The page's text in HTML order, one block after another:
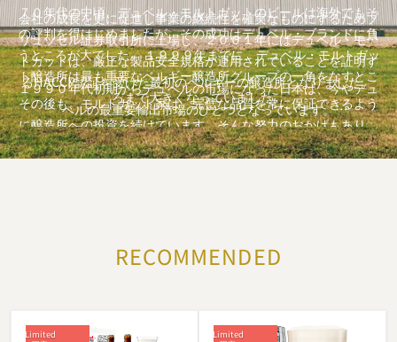
７０年代の中頃、デュベル・モルトガットのビールは海外でもそ
の評判を得はじめましたが、その成功はデュベル・ブランドに負
うところが大でした。 １９９９年までに、デュベル・モルトガッ
ト醸造所は最も重要なベルギー醸造所グループの一角をなすとこ
ろまで大きくなっていました。
会社の成長を更に促進し事業の継続性を確実なものにするためブ
リュッセル証券取引所に上場し、２００１年にはデュベル・モル
トガットは、厳正な製品安全規格が運用されていることを証明す
るHACCP認証を受けた最初のベルギーの醸造所となりました。
その後も、モルトガット家は、完璧な品質を常に保証できるよう
に醸造所への投資を続けています。そんな努力のおかげもあり、
デュベルは瓶内発酵させた“特別な”ビールの指標として世界で認
のさまざまな醸造所の50%以上の株式を取得し、ファミリー会社
１９９０年代初期からデュベルの市場になった日本は、今やデュ
ベルの最重要輸出市場のひとつとなっています。
また、1945年に、アルバート・モルトガットによって生み出され
たVedettは、長年にわたり地元のビールとして控えめな存在でし
のです。 消費者は、自分の写真をVedettの裏ラベルに印刷でき、
Vedett（ヴェデット）は、Duvel（デュベル）と並び、デュベ
RECOMMENDED